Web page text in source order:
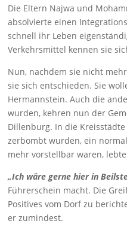
Die Eltern Najwa und
absolvierte einen
schnell ihr Leben
Verkehrsmittel kennen sie
Nun, nachdem sie nicht
sie sich entschieden. Sie
Hermannstein. Auch die
wurden, kehren nun der
Dillenburg. In die
zerbombt wurden, ein
mehr vorstellbar waren,
„Ich wäre gerne hier in
Führerschein macht. Die
Positives vom Dorf zu
er zumindest.